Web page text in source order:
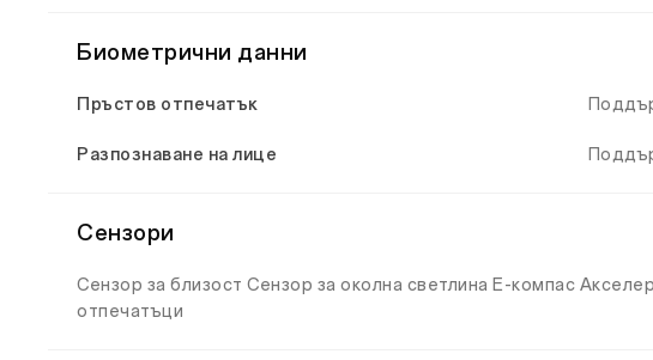
Биометрични данни
Пръстов отпечатък
Разпознаване на лице
Сензори
Сензор за близост Сензор за околна светлина Е-компас
отпечатъци